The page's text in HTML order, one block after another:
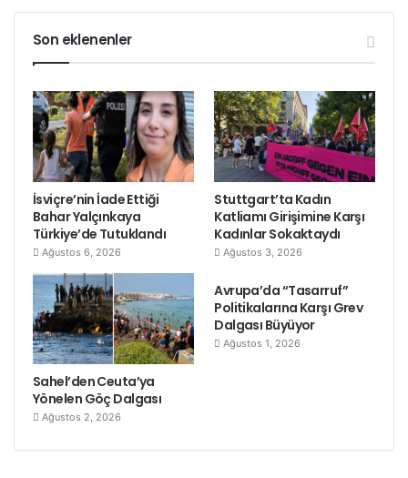
Son eklenenler
İsviçre’nin İade Ettiği
Bahar Yalçınkaya
Türkiye’de Tutuklandı
Ağustos 6, 2026
Stuttgart’ta Kadın
Katliamı Girişimine Karşı
Kadınlar Sokaktaydı
Ağustos 3, 2026
Sahel’den Ceuta’ya
Yönelen Göç Dalgası
Ağustos 2, 2026
Avrupa’da “Tasarruf”
Politikalarına Karşı Grev
Dalgası Büyüyor
Ağustos 1, 2026